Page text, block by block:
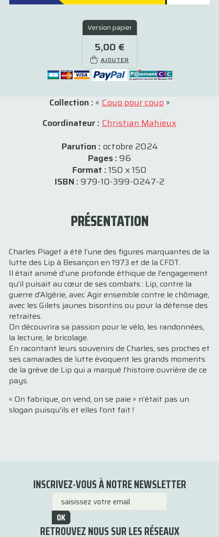
Version papier
5,00 €
AJOUTER
Collection : «Coup pour coup»
Coordinateur :Christian Mahieux
Parution : octobre 2024
Pages :96
Format :150 x 150
ISBN :979-10-399-0247-2
PRÉSENTATION
Charles Piaget a été l’une des figures marquantes de la
lutte des Lip à Besançon en 1973 et de la CFDT.
Il était animé d’une profonde éthique de l’engagement
qu’il puisait au cœur de ses combats : Lip, contre la
guerre d’Algérie, avec Agir ensemble contre le chômage,
avec les Gilets jaunes bisontins ou pour la défense des
retraites.
On découvrira sa passion pour le vélo, les randonnées,
la lecture, le bricolage.
En racontant leurs souvenirs de Charles, ses proches et
ses camarades de lutte évoquent les grands moments
de la grève de Lip qui a marqué l’histoire ouvrière de ce
pays.
« On fabrique, on vend, on se paie » n’était pas un
slogan puisqu’ils et elles l’ont fait !
INSCRIVEZ-VOUS À NOTRE NEWSLETTER
OK
RETROUVEZ NOUS SUR LES RÉSEAUX